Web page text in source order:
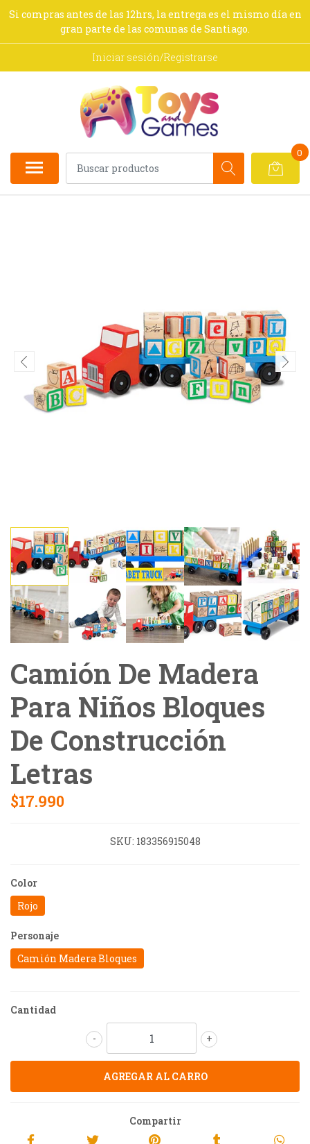
Si compras antes de las 12hrs, la entrega es el mismo día en
gran parte de las comunas de Santiago.
Iniciar sesión/Registrarse
0
Camión De Madera
Para Niños Bloques
De Construcción
Letras
$17.990
SKU: 183356915048
Color
Rojo
Personaje
Camión Madera Bloques
Cantidad
+
-
Compartir